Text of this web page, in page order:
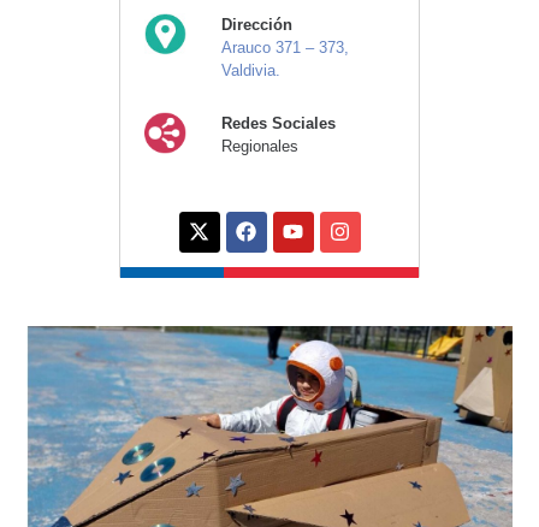
Dirección
Arauco 371 – 373,
Valdivia.
Redes Sociales
Regionales